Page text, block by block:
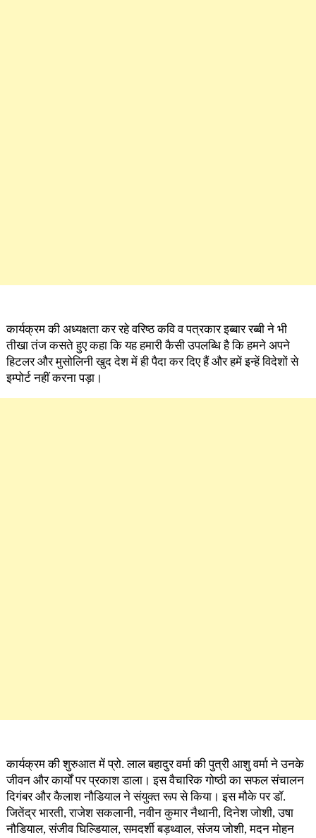
कार्यक्रम की अध्यक्षता कर रहे वरिष्ठ कवि व पत्रकार इब्बार रब्बी ने भी
तीखा तंज कसते हुए कहा कि यह हमारी कैसी उपलब्धि है कि हमने अपने
हिटलर और मुसोलिनी खुद देश में ही पैदा कर दिए हैं और हमें इन्हें विदेशों से
इम्पोर्ट नहीं करना पड़ा।
कार्यक्रम की शुरुआत में प्रो. लाल बहादुर वर्मा की पुत्री आशु वर्मा ने उनके
जीवन और कार्यों पर प्रकाश डाला। इस वैचारिक गोष्ठी का सफल संचालन
दिगंबर और कैलाश नौडियाल ने संयुक्त रूप से किया। इस मौके पर डॉ.
जितेंद्र भारती, राजेश सकलानी, नवीन कुमार नैथानी, दिनेश जोशी, उषा
नौडियाल, संजीव घिल्डियाल, समदर्शी बड़थ्वाल, संजय जोशी, मदन मोहन